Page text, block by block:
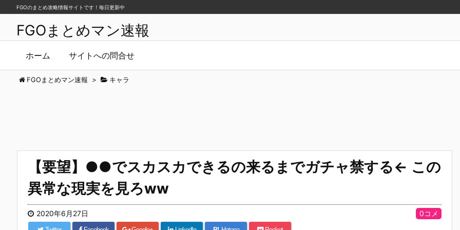
FGOまとめマン速報
ホーム サイトへの問合せ
FGOのまとめ攻略情報サイトです！毎日更新中
FGOまとめマン速報 > キャラ
【要望】●●でスカスカできるの来るまでガチャ禁する← この
異常な現実を見ろww
2020年6月27日 0コメ